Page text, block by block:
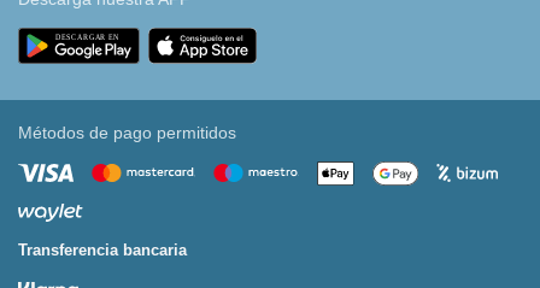
Métodos de pago permitidos
Transferencia bancaria